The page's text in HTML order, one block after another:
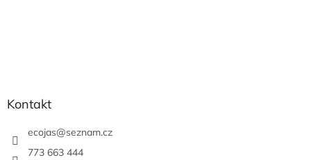
Kontakt
ecojas@seznam.cz
773 663 444